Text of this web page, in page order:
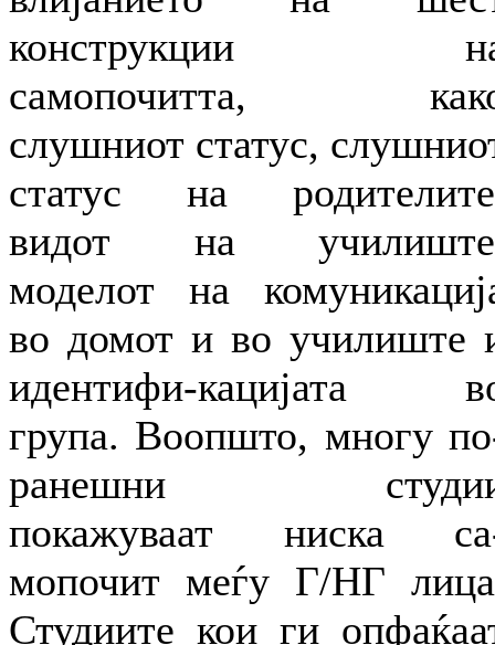
конструкции
самопочитта,
слушниот статус,
статус на
видот на
моделот на
во домот и во училиште
идентифи-кацијата
група. Воопшто, многу
ранешни
покажуваат ниска
мопочит меѓу Г/НГ
Студиите кои ги